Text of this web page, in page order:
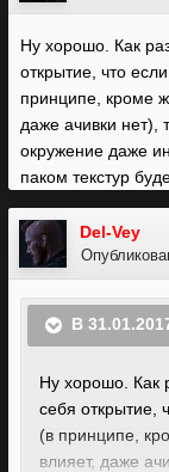
Ну хорошо. Как
открытие, что
принципе, кроме
даже ачивки нет),
окружение даже
паком текстур
Del-Vey
В
Ну хорошо. Как
себя открытие,
(в принципе,
влияет, даже